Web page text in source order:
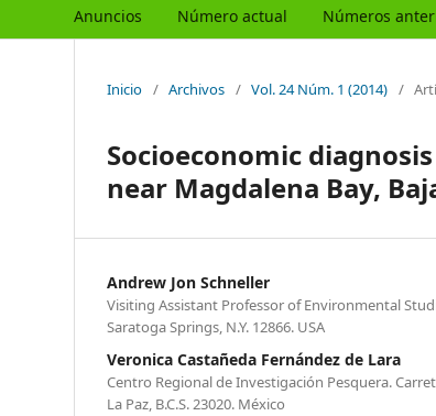
Anuncios Número actual Números
Inicio / Archivos / Vol. 24 Núm. 1 (2014) /
Socioeconomic
near Magdalena Bay,
Andrew Jon Schneller
Visiting Assistant Professor of Environmental
Saratoga Springs, N.Y. 12866. USA
Veronica Castañeda Fernández de Lara
Centro Regional de Investigación Pesquera.
La Paz, B.C.S. 23020. México